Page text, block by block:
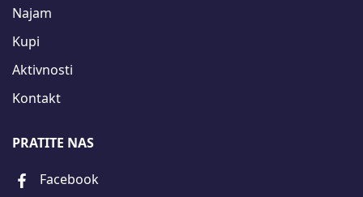
Najam
Kupi
Aktivnosti
Kontakt
PRATITE NAS
Facebook